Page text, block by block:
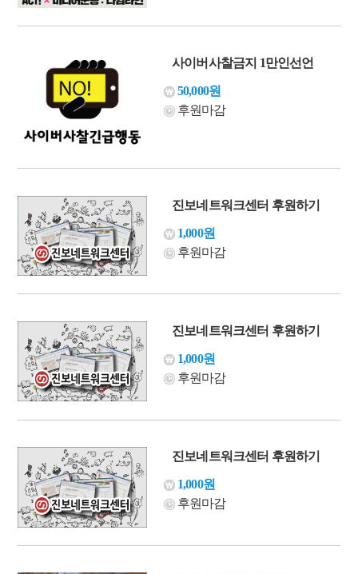
사이버사찰금지 1만인선언
50,000원
후원마감
진보네트워크센터 후원하기
1,000원
후원마감
진보네트워크센터 후원하기
1,000원
후원마감
진보네트워크센터 후원하기
1,000원
후원마감